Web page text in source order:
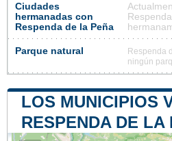
Ciudades
hermanadas con
Respenda de la Peña
Parque natural
Respenda
ningún
LOS MUNICIPIOS
RESPENDA DE LA